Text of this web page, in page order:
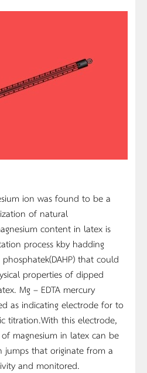
ion was found to be a
of natural
content in latex is
process kby hadding
that could
properties of dipped
Mg – EDTA mercury
as indicating electrode for to
titration.With this electrode,
magnesium in latex can be
that originate from a
and monitored.